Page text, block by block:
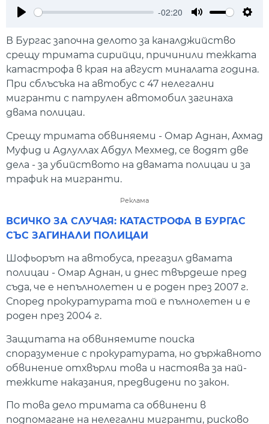
-02:20
В Бургас започна делото за каналджийство
срещу тримата сирийци, причинили тежката
катастрофа в края на август миналата година.
При сблъсъка на автобус с 47 нелегални
мигранти с патрулен автомобил загинаха
двама полицаи.
Срещу тримата обвиняеми - Омар Аднан, Ахмад
Муфид и Адлуллах Абдул Мехмед, се водят две
дела - за убийството на двамата полицаи и за
трафик на мигранти.
Реклама
ВСИЧКО ЗА СЛУЧАЯ: КАТАСТРОФА В БУРГАС
СЪС ЗАГИНАЛИ ПОЛИЦАИ
Шофьорът на автобуса, прегазил двамата
полицаи - Омар Аднан, и днес твърдеше пред
съда, че е непълнолетен и е роден през 2007 г.
Според прокуратурата той е пълнолетен и е
роден през 2004 г.
Защитата на обвиняемите поиска
споразумение с прокуратурата, но държавното
обвинение отхвърли това и настоява за най-
тежките наказания, предвидени по закон.
По това дело тримата са обвинени в
подпомагане на нелегални мигранти, рисково